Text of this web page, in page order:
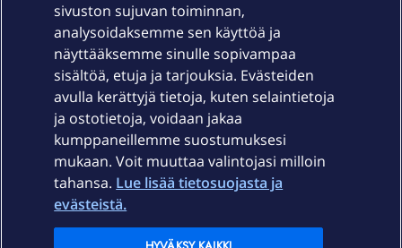
Laitteet & liittymät
Palvelut
Ajankohtaista
Elisa Oyj
sivuston sujuvan toiminnan,
analysoidaksemme sen käyttöä ja
näyttääksemme sinulle sopivampaa
sisältöä, etuja ja tarjouksia. Evästeiden
avulla kerättyjä tietoja, kuten selaintietoja
ja ostotietoja, voidaan jakaa
kumppaneillemme suostumuksesi
mukaan. Voit muuttaa valintojasi milloin
tahansa. Lue lisää tietosuojasta ja
evästeistä.